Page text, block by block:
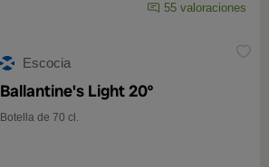
55 valoraciones
Escocia
Ballantine's Light 20º
Botella de 70 cl.